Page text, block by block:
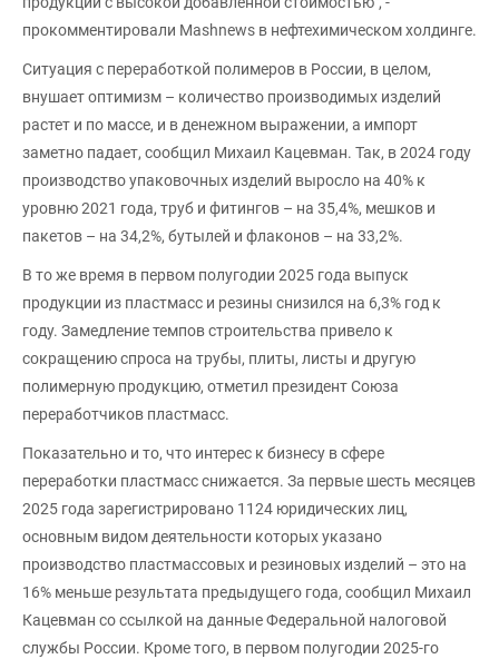
прокомментировали Mashnews в нефтехимическом холдинге.
Ситуация с переработкой полимеров в России, в целом,
внушает оптимизм – количество производимых изделий
растет и по массе, и в денежном выражении, а импорт
заметно падает, сообщил Михаил Кацевман. Так, в 2024 году
производство упаковочных изделий выросло на 40% к
уровню 2021 года, труб и фитингов – на 35,4%, мешков и
пакетов – на 34,2%, бутылей и флаконов – на 33,2%.
В то же время в первом полугодии 2025 года выпуск
продукции из пластмасс и резины снизился на 6,3% год к
году. Замедление темпов строительства привело к
сокращению спроса на трубы, плиты, листы и другую
полимерную продукцию, отметил президент Союза
переработчиков пластмасс.
Показательно и то, что интерес к бизнесу в сфере
переработки пластмасс снижается. За первые шесть месяцев
2025 года зарегистрировано 1124 юридических лиц,
основным видом деятельности которых указано
производство пластмассовых и резиновых изделий – это на
16% меньше результата предыдущего года, сообщил Михаил
Кацевман со ссылкой на данные Федеральной налоговой
службы России. Кроме того, в первом полугодии 2025-го